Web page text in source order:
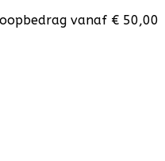
vanaf € 50,00